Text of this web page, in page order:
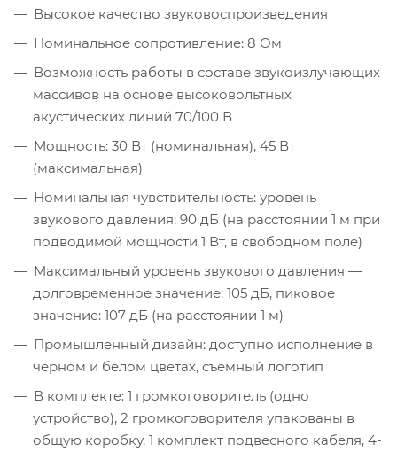
Высокое качество звуковоспроизведения
Номинальное сопротивление: 8 Ом
Возможность работы в составе звукоизлучающих
массивов на основе высоковольтных
акустических линий 70/100 В
Мощность: 30 Вт (номинальная), 45 Вт
(максимальная)
Номинальная чувствительность: уровень
звукового давления: 90 дБ (на расстоянии 1 м при
подводимой мощности 1 Вт, в свободном поле)
Максимальный уровень звукового давления —
долговременное значение: 105 дБ, пиковое
значение: 107 дБ (на расстоянии 1 м)
Промышленный дизайн: доступно исполнение в
черном и белом цветах, съемный логотип
В комплекте: 1 громкоговоритель (одно
устройство), 2 громкоговорителя упакованы в
общую коробку, 1 комплект подвесного кабеля, 4-